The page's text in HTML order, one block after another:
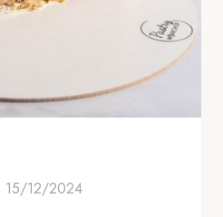
15/12/2024